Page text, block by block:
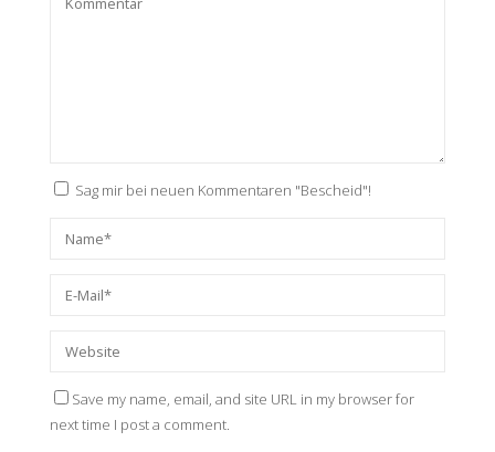
Sag mir bei neuen Kommentaren "Bescheid"!
Save my name, email, and site URL in my browser for
next time I post a comment.